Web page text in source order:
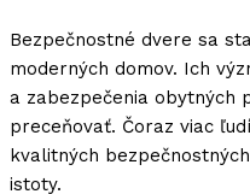
Bezpečnostné dvere sa
moderných domov. Ich
a zabezpečenia obytných
preceňovať. Čoraz viac
kvalitných
istoty.